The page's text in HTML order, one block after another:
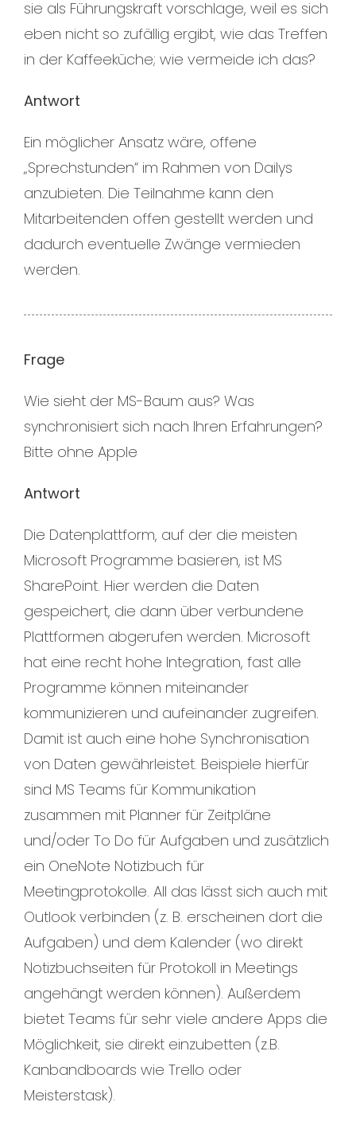
sie als Führungskraft vorschlage, weil es sich
eben nicht so zufällig ergibt, wie das Treffen
in der Kaffeeküche; wie vermeide ich das?
Antwort
Ein möglicher Ansatz wäre, offene
„Sprechstunden“ im Rahmen von Dailys
anzubieten. Die Teilnahme kann den
Mitarbeitenden offen gestellt werden und
dadurch eventuelle Zwänge vermieden
werden.
Frage
Wie sieht der MS-Baum aus? Was
synchronisiert sich nach Ihren Erfahrungen?
Bitte ohne Apple
Antwort
Die Datenplattform, auf der die meisten
Microsoft Programme basieren, ist MS
SharePoint. Hier werden die Daten
gespeichert, die dann über verbundene
Plattformen abgerufen werden. Microsoft
hat eine recht hohe Integration, fast alle
Programme können miteinander
kommunizieren und aufeinander zugreifen.
Damit ist auch eine hohe Synchronisation
von Daten gewährleistet. Beispiele hierfür
sind MS Teams für Kommunikation
zusammen mit Planner für Zeitpläne
und/oder To Do für Aufgaben und zusätzlich
ein OneNote Notizbuch für
Meetingprotokolle. All das lässt sich auch mit
Outlook verbinden (z. B. erscheinen dort die
Aufgaben) und dem Kalender (wo direkt
Notizbuchseiten für Protokoll in Meetings
angehängt werden können). Außerdem
bietet Teams für sehr viele andere Apps die
Möglichkeit, sie direkt einzubetten (z.B.
Kanbandboards wie Trello oder
Meisterstask).